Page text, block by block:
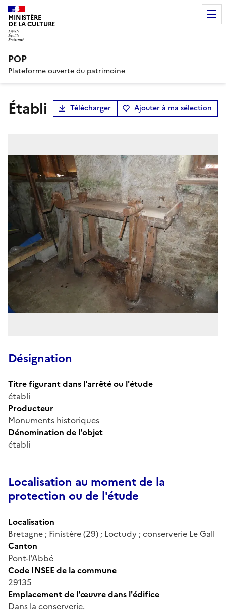
MINISTÈRE
DE LA CULTURE
POP
Plateforme ouverte du patrimoine
établi Télécharger Ajouter à ma sélection
Désignation
Titre figurant dans l'arrêté ou l'étude
établi
Producteur
Monuments historiques
Dénomination de l'objet
établi
Localisation au moment de la
protection ou de l'étude
Localisation
Bretagne ; Finistère (29) ; Loctudy ; conserverie Le Gall
Canton
Pont-l'Abbé
Code INSEE de la commune
29135
Emplacement de l'œuvre dans l'édifice
Dans la conserverie.